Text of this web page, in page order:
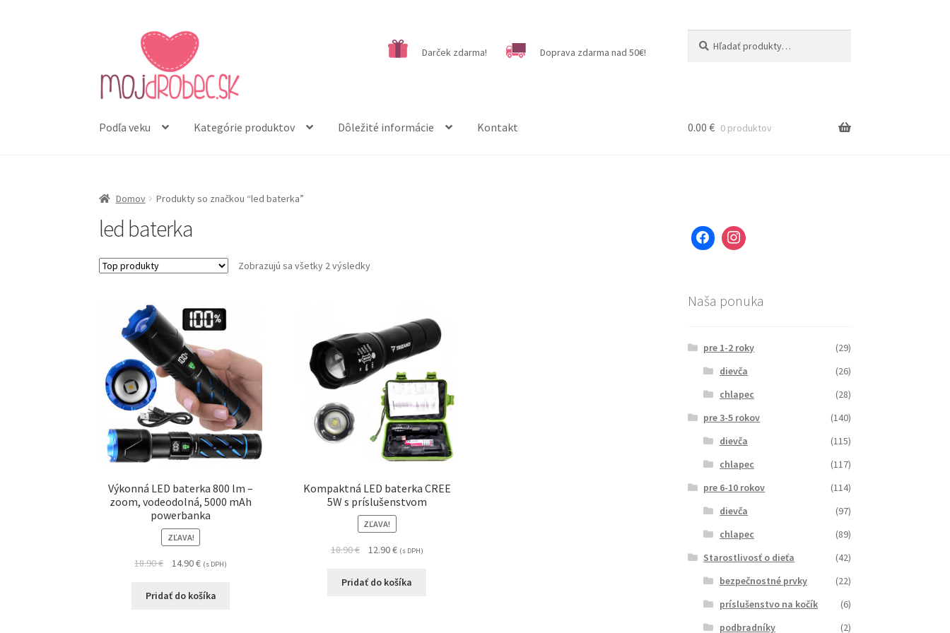
Preskočiť
navigáciu
Preskočiť
obsah
Darček zdarma! Doprava zdarma nad 50€!
Podľa veku Kategórie produktov Dôležité informácie Kontakt 0.00 € 0 produktov
Domov Produkty so značkou “led baterka”
led baterka
Zobrazujú sa všetky 2 výsledky
Výkonná LED baterka 800 lm –
zoom, vodeodolná, 5000 mAh
powerbanka
ZĽAVA!
18.90€ 14.90€ (s DPH)
Pridať do košíka
Kompaktná LED baterka CREE
5W s príslušenstvom
ZĽAVA!
18.90€ 12.90€ (s DPH)
Pridať do košíka
Naša ponuka
pre 1-2 roky
(29)
dievča
(26)
chlapec
(28)
pre 3-5 rokov
(140)
dievča
(115)
chlapec
(117)
pre 6-10 rokov
(114)
dievča
(97)
chlapec
(89)
Starostlivosť o dieťa
(42)
bezpečnostné prvky
(22)
príslušenstvo na kočík
(6)
podbradníky
(2)